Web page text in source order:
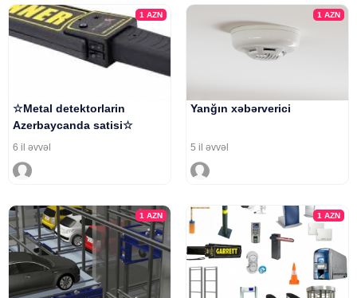
1AZN
☆Metal detektorlarin
Azerbaycanda satisi☆
6 il əvvəl
1 AZN
Yanğın xəbərverici
5 il əvvəl
1AZN 1 AZN